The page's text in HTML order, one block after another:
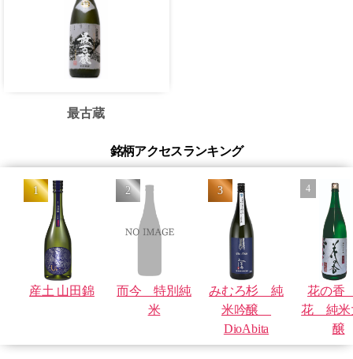
最古蔵
銘柄アクセスランキング
産土 山田錦
而今 特別純
米
みむろ杉 純
米吟醸
DioAbita
花の
花 純米
醸